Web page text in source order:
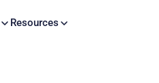
Resources